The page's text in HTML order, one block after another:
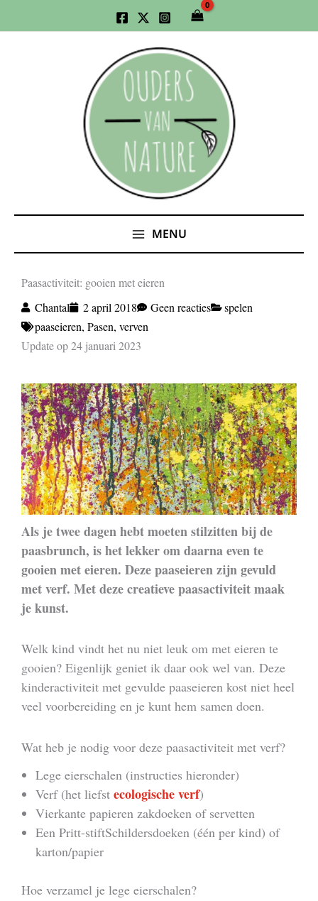
naar
MENU
Paasactiviteit: gooien met eieren
Chantal
2 april 2018 Geen reacties
spelen
paaseieren, Pasen, verven
Update op 24 januari 2023
Als je twee dagen hebt moeten stilzitten bij de
paasbrunch, is het lekker om daarna even te
gooien met eieren. Deze paaseieren zijn gevuld
met verf. Met deze creatieve paasactiviteit maak
je kunst.
Welk kind vindt het nu niet leuk om met eieren te
gooien? Eigenlijk geniet ik daar ook wel van. Deze
kinderactiviteit met gevulde paaseieren kost niet heel
veel voorbereiding en je kunt hem samen doen.
Wat heb je nodig voor deze paasactiviteit met verf?
Lege eierschalen (instructies hieronder)
Verf (het liefst ecologische verf)
Vierkante papieren zakdoeken of servetten
Een Pritt-stiftSchildersdoeken (één per kind) of
karton/papier
Hoe verzamel je lege eierschalen?